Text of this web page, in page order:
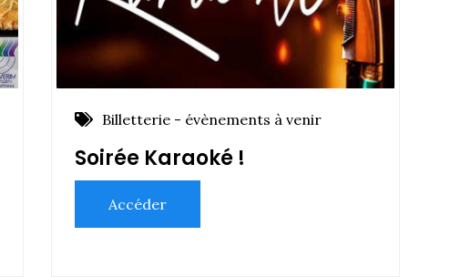
Billetterie - évènements à venir
Soirée Karaoké !
Accéder